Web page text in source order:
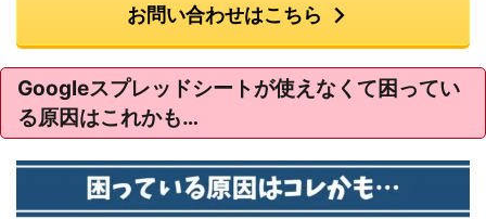
お問い合わせはこちら
Googleスプレッドシートが使えなくて困ってい
る原因はこれかも…